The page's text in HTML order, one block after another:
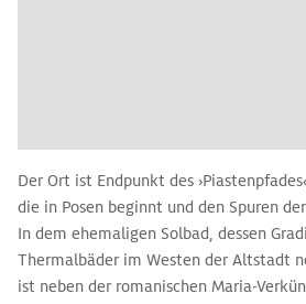
Der Ort ist Endpunkt des
die in Posen beginnt und den Spuren
In dem ehemaligen Solbad, dessen
Thermalbäder im Westen der Altstadt
ist neben der romanischen Maria-